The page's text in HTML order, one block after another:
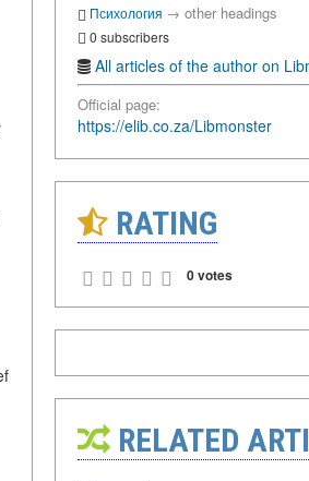
Психология → other headings
0 subscribers
All articles of the author on
Official page:
https://elib.co.za/Libmonster
RATING
0 votes
RELATED